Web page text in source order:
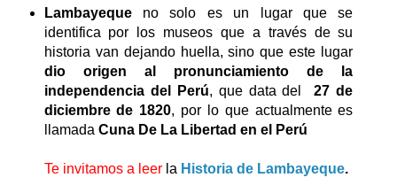
Lambayequeno solo es un lugar que se
identifica por los museos que a través de su
historia van dejando huella, sino que este lugar
dio origen al pronunciamiento de la
independencia del Perú, que data del
27 de
diciembre de 1820, por lo que actualmente es
llamada Cuna De La Libertad en el Perú
Te invitamos a leerla Historia de Lambayeque.